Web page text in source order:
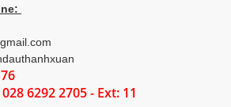
6292 2705 - Ext: 11